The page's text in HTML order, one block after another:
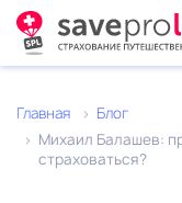
Главная
Блог
Михаил Балашев:
страховаться?